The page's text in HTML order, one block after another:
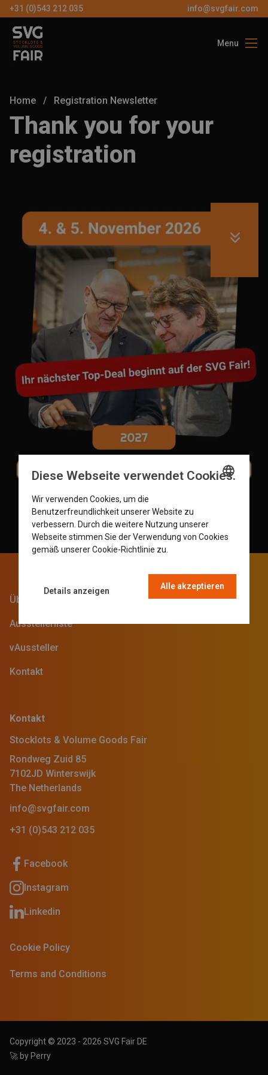
+31 (0)543 212 035 info@svgfair.com
Menu
Home / Registration Newsletter
Thank you for your
registration
Über uns
Ausstellerliste
vAussteller
Kontakt
Kontakt
Stocklots & Volume Goods Fair
Rondweg Zuid 85
7102JD Winterswijk
The Netherlands
info@svgfair.com
+31 (0)543 212 035
Facebook
Instagram
Linkedin
Cookie Policy
Terms and Conditions
Copyright © 2023 - 2026 SVG Fair DE
🚀 by Perry
GERMAN
Diese Webseite verwendet Cookies.
Wir verwenden Cookies, um die
Benutzerfreundlichkeit unserer Website zu
verbessern. Durch die weitere Nutzung unserer
Webseite stimmen Sie der Verwendung von Cookies
gemäß unserer Cookie-Richtlinie zu.
Alle akzeptieren
Details anzeigen